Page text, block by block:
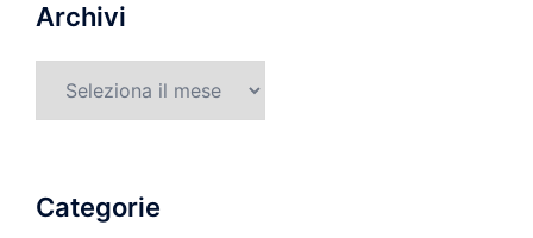
Archivi
Categorie